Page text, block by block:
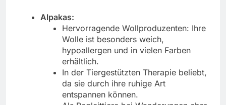
Alpakas:
Hervorragende Wollproduzenten: Ihre
Wolle ist besonders weich,
hypoallergen und in vielen Farben
erhältlich.
In der Tiergestützten Therapie beliebt,
da sie durch ihre ruhige Art
entspannen können.